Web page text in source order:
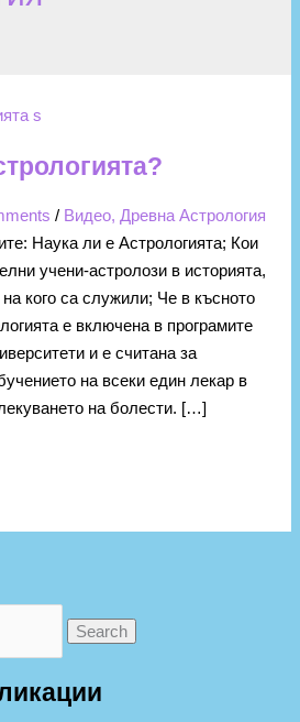
/ Видео, Древна Астрология
Наука ли е Астрологията; Кои
учени-астролози в историята,
на кого са служили; Че в късното
е включена в програмите
и е считана за
на всеки един лекар в
на болести. […]